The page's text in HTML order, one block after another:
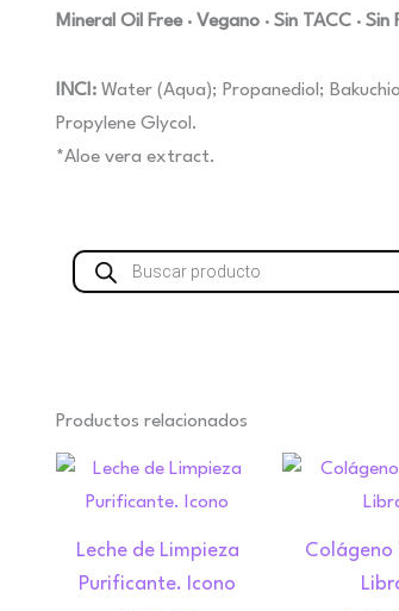
Mineral Oil Free · Vegano · Sin TACC ·
INCI: Water (Aqua); Propanediol;
Propylene Glycol.
*Aloe vera extract.
Búsqueda
de
Productos relacionados
Leche de Limpieza
Purificante. Icono
Colágeno